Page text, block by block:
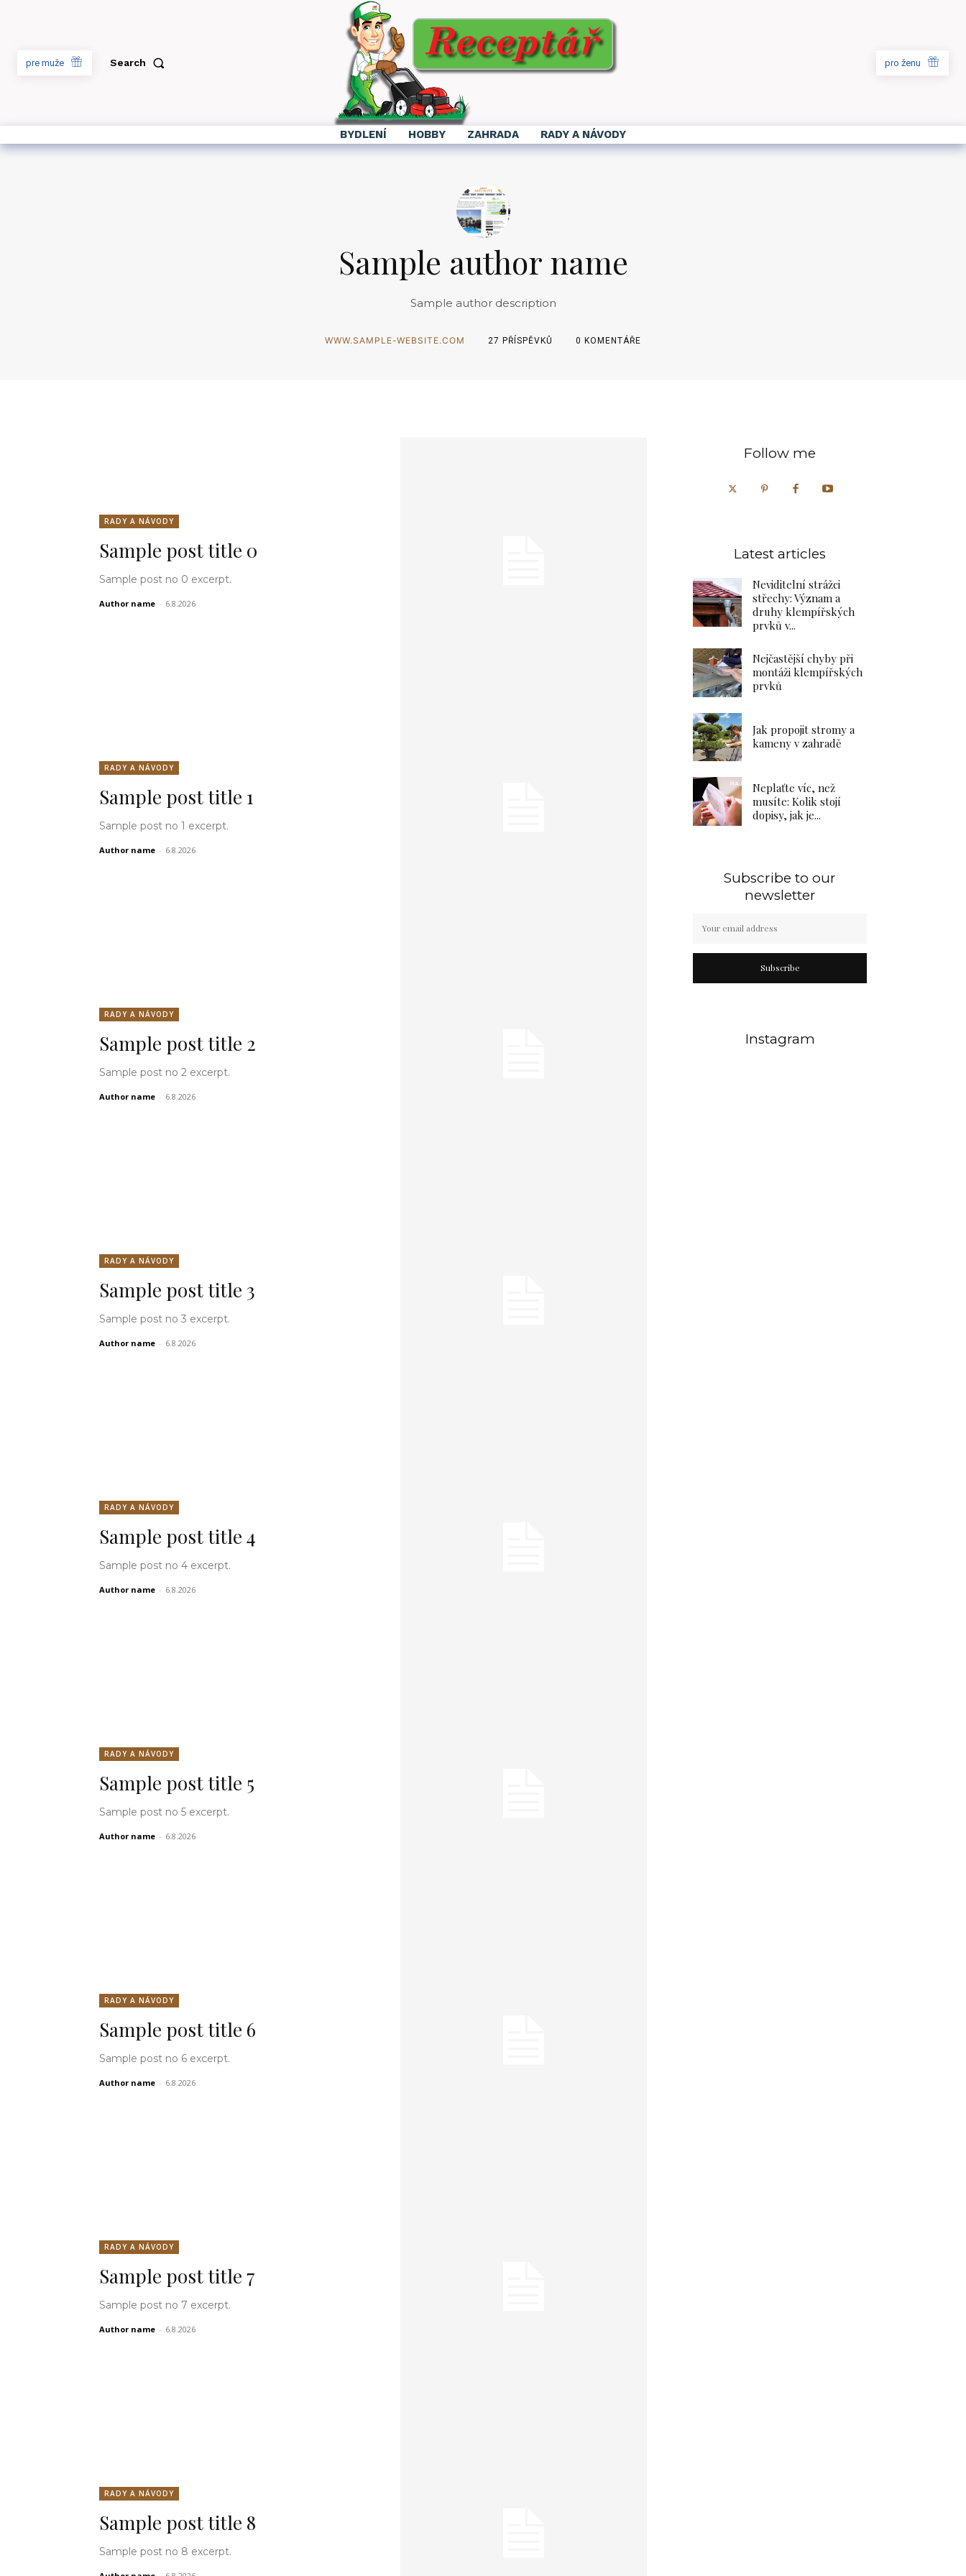
pre muže Search pro ženu
BYDLENÍ HOBBY ZAHRADA RADY A NÁVODY
Sample author name
Sample author description
WWW.SAMPLE-WEBSITE.COM 27 PŘÍSPĚVKŮ 0 KOMENTÁŘE
RADY A NÁVODY
Sample post title 0
Sample post no 0 excerpt.
Author name - 6.8.2026
RADY A NÁVODY
Sample post title 1
Sample post no 1 excerpt.
Author name - 6.8.2026
RADY A NÁVODY
Sample post title 2
Sample post no 2 excerpt.
Author name - 6.8.2026
RADY A NÁVODY
Sample post title 3
Sample post no 3 excerpt.
Author name - 6.8.2026
RADY A NÁVODY
Sample post title 4
Sample post no 4 excerpt.
Author name - 6.8.2026
RADY A NÁVODY
Sample post title 5
Sample post no 5 excerpt.
Author name - 6.8.2026
RADY A NÁVODY
Sample post title 6
Sample post no 6 excerpt.
Author name - 6.8.2026
RADY A NÁVODY
Sample post title 7
Sample post no 7 excerpt.
Author name - 6.8.2026
RADY A NÁVODY
Sample post title 8
Sample post no 8 excerpt.
Follow me
Latest articles
Neviditelní strážci
střechy: Význam a
druhy klempířských
prvků v...
Nejčastější chyby při
montáži klempířských
prvků
Jak propojit stromy a
kameny v zahradě
Neplaťte víc, než
musíte: Kolik stojí
dopisy, jak je...
Subscribe to our
newsletter
Subscribe
Instagram